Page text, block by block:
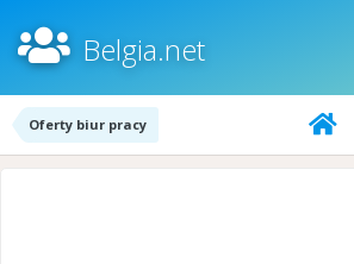
Belgia.net
Oferty biur pracy